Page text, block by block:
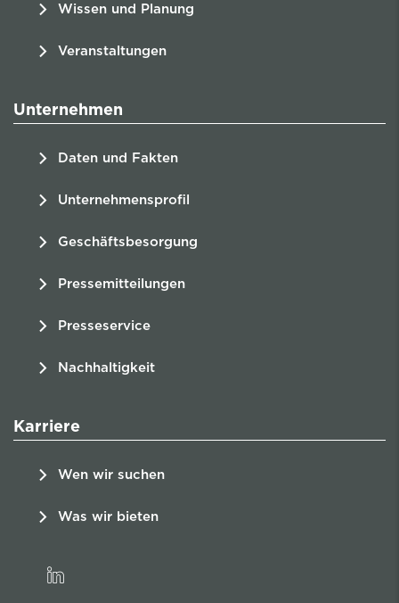
Wissen und Planung
Veranstaltungen
Unternehmen
Daten und Fakten
Unternehmensprofil
Geschäftsbesorgung
Pressemitteilungen
Presseservice
Nachhaltigkeit
Karriere
Wen wir suchen
Was wir bieten
linkedin